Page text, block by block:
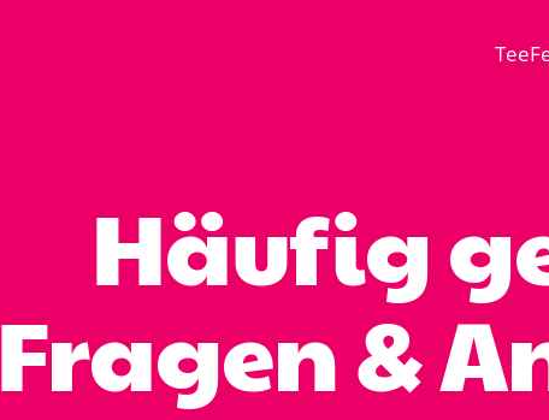
Häufig
Fragen &